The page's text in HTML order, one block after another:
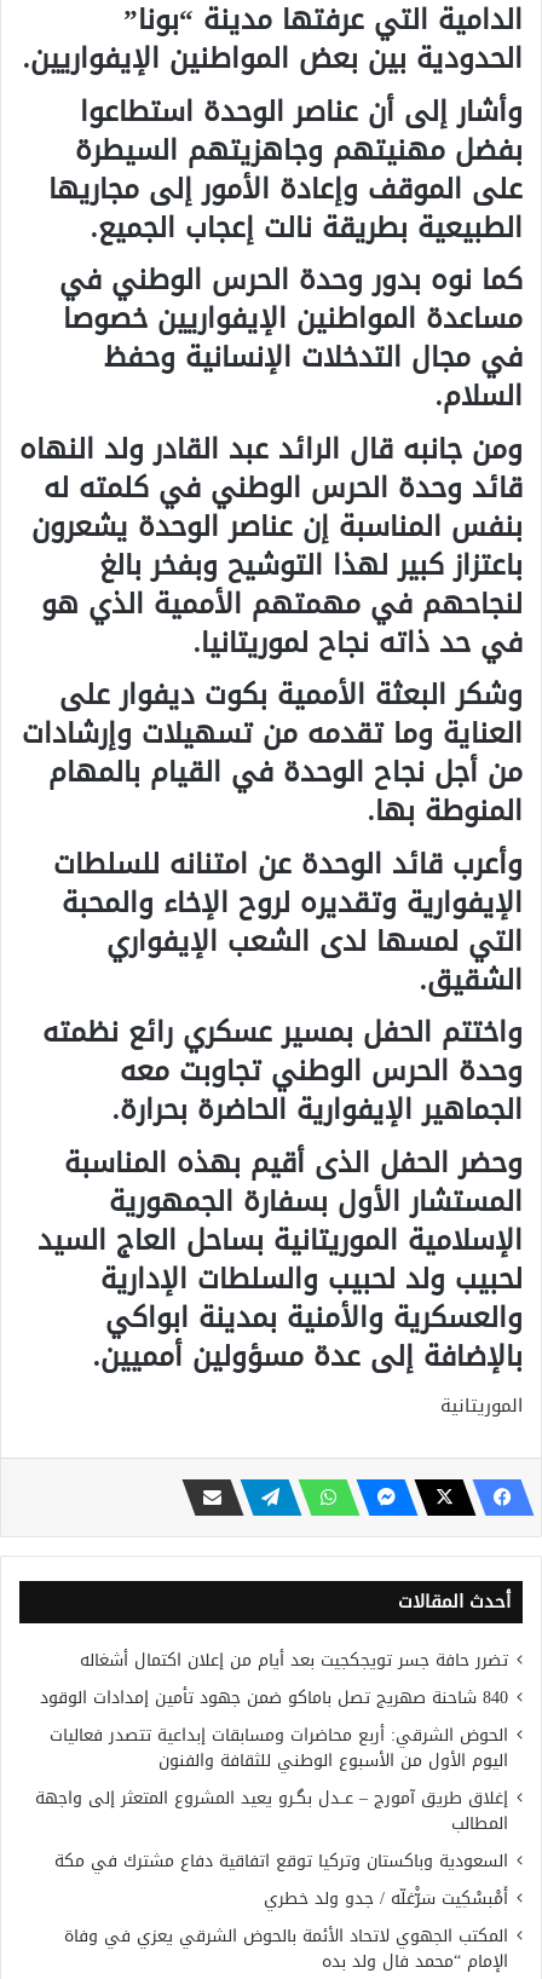
الدامية التي عرفتها مدينة “بونا”
الحدودية بين بعض المواطنين الإيفواريين.
وأشار إلى أن عناصر الوحدة استطاعوا
بفضل مهنيتهم وجاهزيتهم السيطرة
على الموقف وإعادة الأمور إلى مجاريها
الطبيعية بطريقة نالت إعجاب الجميع.
كما نوه بدور وحدة الحرس الوطني في
مساعدة المواطنين الإيفواريين خصوصا
في مجال التدخلات الإنسانية وحفظ
السلام.
ومن جانبه قال الرائد عبد القادر ولد النهاه
قائد وحدة الحرس الوطني في كلمته له
بنفس المناسبة إن عناصر الوحدة يشعرون
باعتزاز كبير لهذا التوشيح وبفخر بالغ
لنجاحهم في مهمتهم الأممية الذي هو
في حد ذاته نجاح لموريتانيا.
وشكر البعثة الأممية بكوت ديفوار على
العناية وما تقدمه من تسهيلات وإرشادات
من أجل نجاح الوحدة في القيام بالمهام
المنوطة بها.
وأعرب قائد الوحدة عن امتنانه للسلطات
الإيفوارية وتقديره لروح الإخاء والمحبة
التي لمسها لدى الشعب الإيفواري
الشقيق.
واختتم الحفل بمسير عسكري رائع نظمته
وحدة الحرس الوطني تجاوبت معه
الجماهير الإيفوارية الحاضرة بحرارة.
وحضر الحفل الذى أقيم بهذه المناسبة
المستشار الأول بسفارة الجمهورية
الإسلامية الموريتانية بساحل العاج السيد
لحبيب ولد لحبيب والسلطات الإدارية
والعسكرية والأمنية بمدينة ابواكي
بالإضافة إلى عدة مسؤولين أمميين.
الموريتانية
أحدث المقالات
تضرر حافة جسر تويجكجيت بعد أيام من إعلان اكتمال أشغاله
840 شاحنة صهريج تصل باماكو ضمن جهود تأمين إمدادات الوقود
الحوض الشرقي: أربع محاضرات ومسابقات إبداعية تتصدر فعاليات
اليوم الأول من الأسبوع الوطني للثقافة والفنون
إغلاق طريق آمورج – عــدل بگـرو يعيد المشروع المتعثر إلى واجهة
المطالب
السعودية وباكستان وتركيا توقع اتفاقية دفاع مشترك في مكة
أَمْبسْكِيت سَرّْغلّه / جدو ولد خطري
المكتب الجهوي لاتحاد الأئمة بالحوض الشرقي يعزي في وفاة
الإمام “محمد فال ولد بده